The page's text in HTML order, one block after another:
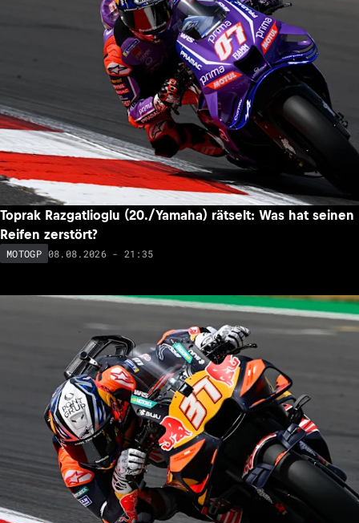
Toprak Razgatlioglu (20./Yamaha) rätselt: Was hat seinen
Reifen zerstört?
MOTOGP 08.08.2026 - 21:35